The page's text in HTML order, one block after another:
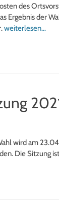
des
Ergebnis der
weiterlesen…
wird am
Die Sitzung